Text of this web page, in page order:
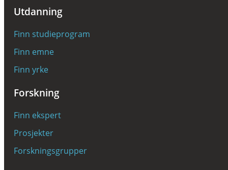
«Drivkraft i nord», strategi frem til 2020,
endringsprosesser. Prosessene skal alle bidra
til å forenkle, fornye og forbedre UiT Norges
arktiske universitet.
Utdanning
Finn studieprogram
Finn emne
Finn yrke
Forskning
Finn ekspert
Prosjekter
Forskningsgrupper